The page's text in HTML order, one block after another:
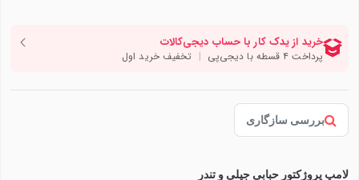
بررسی سازگاری
لامپ پروژکتور حبابی جیلی و تندر